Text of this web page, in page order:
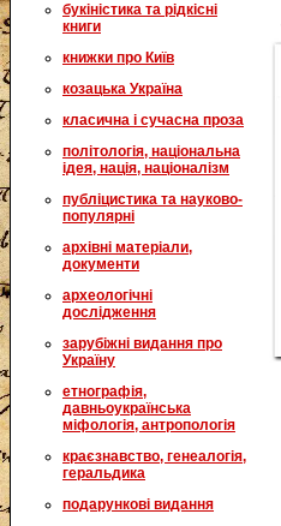
букіністика та рідкісні
книги
книжки про Київ
козацька Україна
класична і сучасна проза
політологія, національна
ідея, нація, націоналізм
публіцистика та науково-
популярні
архівні матеріали,
документи
археологічні
дослідження
зарубіжні видання про
Україну
етнографія,
давньоукраїнська
міфологія, антропологія
краєзнавство, генеалогія,
геральдика
подарункові видання